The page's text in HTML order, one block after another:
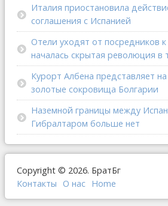
Италия приостановила
соглашения с Испанией
Отели уходят от посредников
началась скрытая революция в
Курорт Албена представляет
золотые сокровища Болгарии
Наземной границы между
Гибралтаром больше нет
Copyright © 2026. БратБг
Контакты
О наc Home